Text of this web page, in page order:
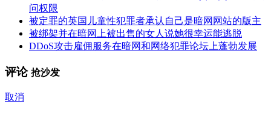
问权限
被定罪的英国儿童性犯罪者承认自己是暗网网站的版主
被绑架并在暗网上被出售的女人说她很幸运能逃脱
DDoS攻击雇佣服务在暗网和网络犯罪论坛上蓬勃发展
评论 抢沙发
取消